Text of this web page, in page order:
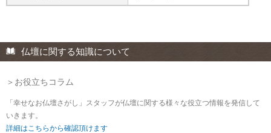
仏壇に関する知識について
＞お役立ちコラム
「幸せなお仏壇さがし」スタッフが仏壇に関する様々な役立つ情報を発信して
いきます。
詳細はこちらから確認頂けます